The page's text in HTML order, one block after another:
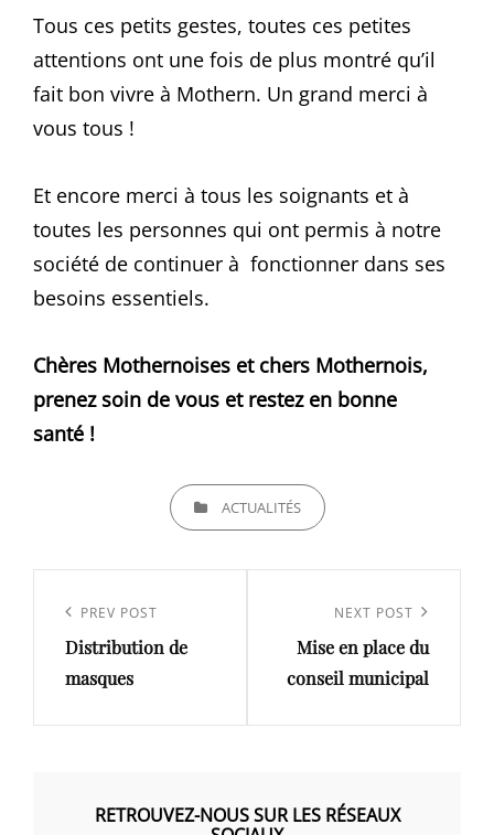
Tous ces petits gestes, toutes ces petites
attentions ont une fois de plus montré qu’il
fait bon vivre à Mothern. Un grand merci à
vous tous !
Et encore merci à tous les soignants et à
toutes les personnes qui ont permis à notre
société de continuer à fonctionner dans ses
besoins essentiels.
Chères Mothernoises et chers Mothernois,
prenez soin de vous et restez en bonne
santé !
CATEGORIESACTUALITÉS
l’article
Previous
Post
PREV POST
Distribution de
masques
Post
NEXT POST
Mise en place du
conseil municipal
RETROUVEZ-NOUS SUR LES RÉSEAUX